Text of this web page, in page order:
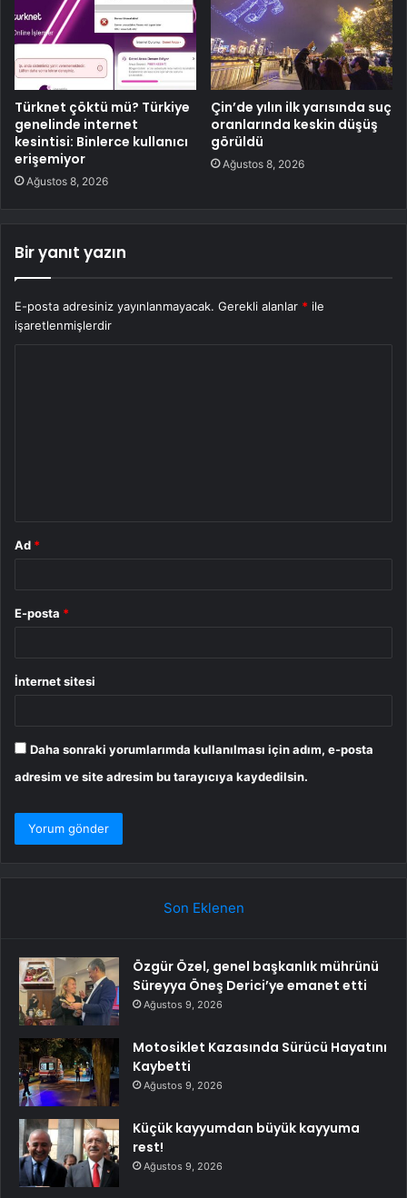
Türknet çöktü mü? Türkiye
genelinde internet
kesintisi: Binlerce kullanıcı
erişemiyor
Ağustos 8, 2026
Çin’de yılın ilk yarısında suç
oranlarında keskin düşüş
görüldü
Ağustos 8, 2026
Bir yanıt yazın
E-posta adresiniz yayınlanmayacak. Gerekli alanlar * ile
işaretlenmişlerdir
Ad *
E-posta *
İnternet sitesi
Daha sonraki yorumlarımda kullanılması için adım, e-posta
adresim ve site adresim bu tarayıcıya kaydedilsin.
Son Eklenen
Özgür Özel, genel başkanlık mührünü
Süreyya Öneş Derici’ye emanet etti
Ağustos 9, 2026
Motosiklet Kazasında Sürücü Hayatını
Kaybetti
Ağustos 9, 2026
Küçük kayyumdan büyük kayyuma
rest!
Ağustos 9, 2026